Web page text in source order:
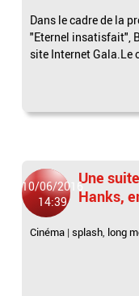
Dans le cadre de la
"Eternel insatisfait",
site Internet Gala.Le
10/06/2016
14:39
Une
Hanks,
Cinéma |splash long